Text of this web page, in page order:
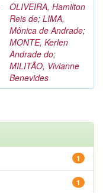
OLIVEIRA, Hamilton
Reis de; LIMA,
Mônica de Andrade;
MONTE, Kerlen
Andrade do;
MILITÃO, Vivianne
Benevides
1
1